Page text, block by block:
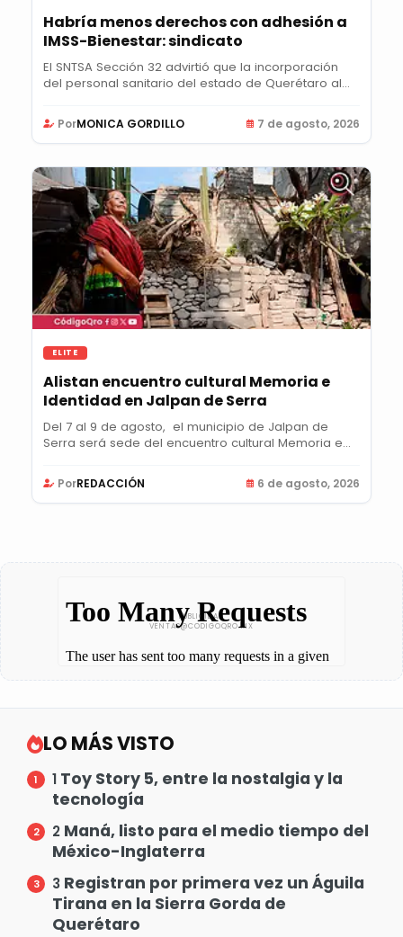
Habría menos derechos con adhesión a
IMSS-Bienestar: sindicato
El SNTSA Sección 32 advirtió que la incorporación
del personal sanitario del estado de Querétaro al...
PorMONICA GORDILLO 7 de agosto, 2026
ELITE
Alistan encuentro cultural Memoria e
Identidad en Jalpan de Serra
Del 7 al 9 de agosto, el municipio de Jalpan de
Serra será sede del encuentro cultural Memoria e...
PorREDACCIÓN 6 de agosto, 2026
LO MÁS VISTO
1 Toy Story 5, entre la nostalgia y la
tecnología
2 Maná, listo para el medio tiempo del
México-Inglaterra
3 Registran por primera vez un Águila
Tirana en la Sierra Gorda de
Querétaro